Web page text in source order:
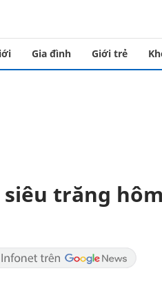
Gia đình Giới trẻ
trăng